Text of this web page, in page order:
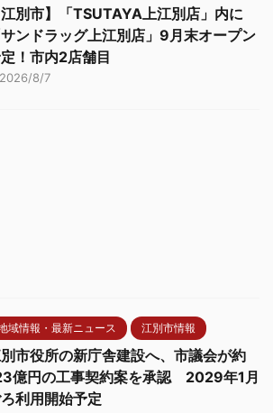
江別市】「TSUTAYA上江別店」内に
サンドラッグ上江別店」9月末オープン
！市内2店舗目
2026/8/7
域情報・最新ニュース 江別市情報
市役所の新庁舎建設へ、市議会が約
億円の工事契約案を承認 2029年1月
利用開始予定